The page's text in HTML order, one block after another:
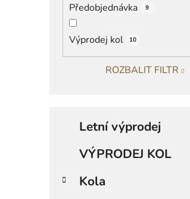
Předobjednávka 9
Výprodej kol 10
ROZBALIT FILTR
kategorieLetní výprodej
VÝPRODEJ KOL
Kola